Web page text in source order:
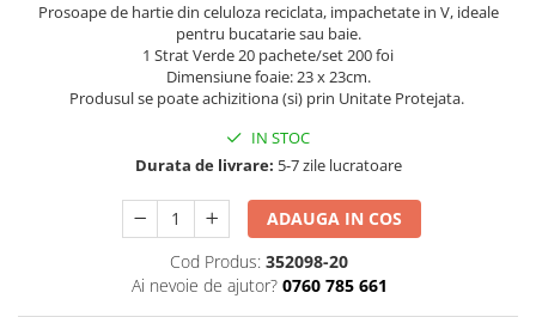
Prosoape de hartie din celuloza reciclata, impachetate in V, ideale
pentru bucatarie sau baie.
1 Strat Verde 20 pachete/set 200 foi
Dimensiune foaie: 23 x 23cm.
Produsul se poate achizitiona (si) prin Unitate Protejata.
IN STOC
Durata de livrare: 5-7 zile lucratoare
ADAUGA IN COS
Cod Produs: 352098-20
Ai nevoie de ajutor? 0760 785 661